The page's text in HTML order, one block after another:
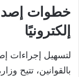
خطوات
إلكترونيًا
لتسهيل إجراءات
بالقوانين، تتيح